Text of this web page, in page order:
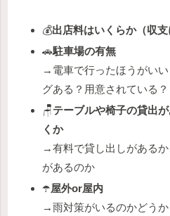
💰️出店料はいくらか（収支
🚗駐車場の有無
→電車で行ったほうがい
グある？用意されている？
🪑テーブルや椅子の貸出
くか
→有料で貸し出しがある
があるのか
☂️屋外or屋内
→雨対策がいるのかどうか